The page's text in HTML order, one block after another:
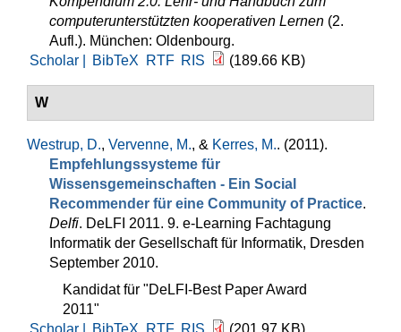
computerunterstützten kooperativen Lernen (2.
Aufl.). München: Oldenbourg.
Scholar |
BibTeX RTF RIS (189.66 KB)
W
Westrup, D., Vervenne, M., & Kerres, M.. (2011).
Empfehlungssysteme für
Wissensgemeinschaften - Ein Social
Recommender für eine Community of Practice.
Delfi. DeLFI 2011. 9. e-Learning Fachtagung
Informatik der Gesellschaft für Informatik, Dresden
September 2010.
Kandidat für "DeLFI-Best Paper Award
2011"
Scholar |
BibTeX RTF RIS (201.97 KB)